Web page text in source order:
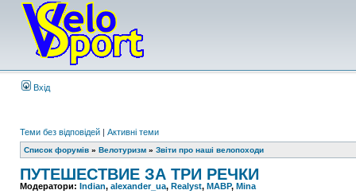
Вхід
Теми без відповідей | Активні теми
Список форумів » Велотуризм » Звіти про наші велопоходи
ПУТЕШЕСТВИЕ ЗА ТРИ РЕЧКИ
Модератори: Indian, alexander_ua, Realyst, MABP, Mina